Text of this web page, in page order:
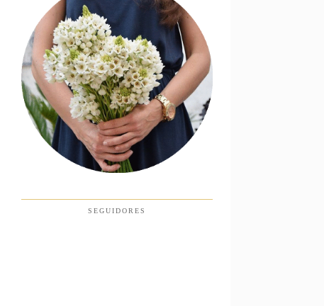
SEGUIDORES